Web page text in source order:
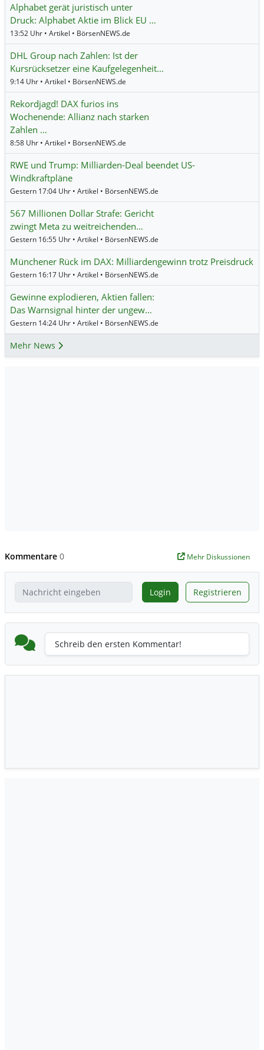
Alphabet gerät juristisch unter
Druck: Alphabet Aktie im Blick EU …
13:52 Uhr • Artikel • BörsenNEWS.de
DHL Group nach Zahlen: Ist der
Kursrücksetzer eine Kaufgelegenheit…
9:14 Uhr • Artikel • BörsenNEWS.de
Rekordjagd! DAX furios ins
Wochenende: Allianz nach starken
Zahlen …
8:58 Uhr • Artikel • BörsenNEWS.de
RWE und Trump: Milliarden-Deal beendet US-
Windkraftpläne
Gestern 17:04 Uhr • Artikel • BörsenNEWS.de
567 Millionen Dollar Strafe: Gericht
zwingt Meta zu weitreichenden…
Gestern 16:55 Uhr • Artikel • BörsenNEWS.de
Münchener Rück im DAX: Milliardengewinn trotz Preisdruck
Gestern 16:17 Uhr • Artikel • BörsenNEWS.de
Gewinne explodieren, Aktien fallen:
Das Warnsignal hinter der ungew…
Gestern 14:24 Uhr • Artikel • BörsenNEWS.de
Mehr News
Kommentare 0 Mehr Diskussionen
Login Registrieren
Schreib den ersten Kommentar!